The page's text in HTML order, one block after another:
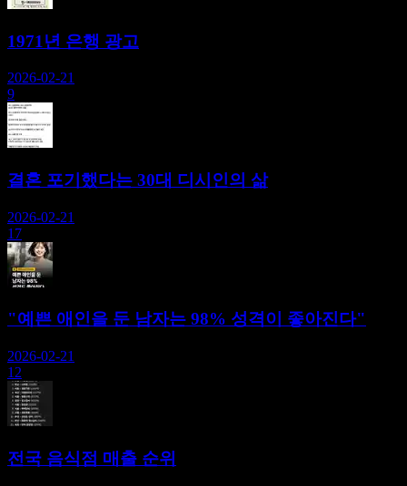
1971년 은행 광고
2026-02-21
9
결혼 포기했다는 30대 디시인의 삶
2026-02-21
17
"예쁜 애인을 둔 남자는 98% 성격이 좋아진다"
2026-02-21
12
전국 음식점 매출 순위